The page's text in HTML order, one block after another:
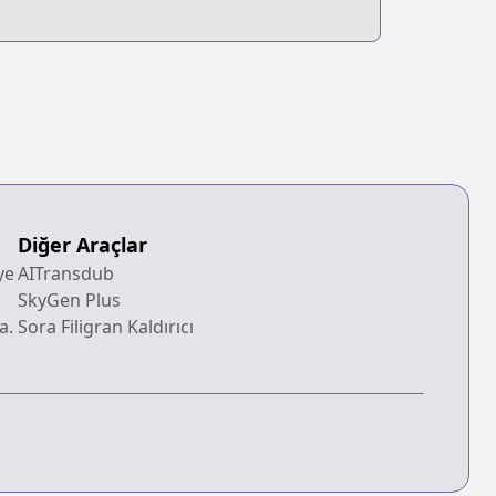
Diğer Araçlar
AITransdub
SkyGen Plus
Sora Filigran Kaldırıcı